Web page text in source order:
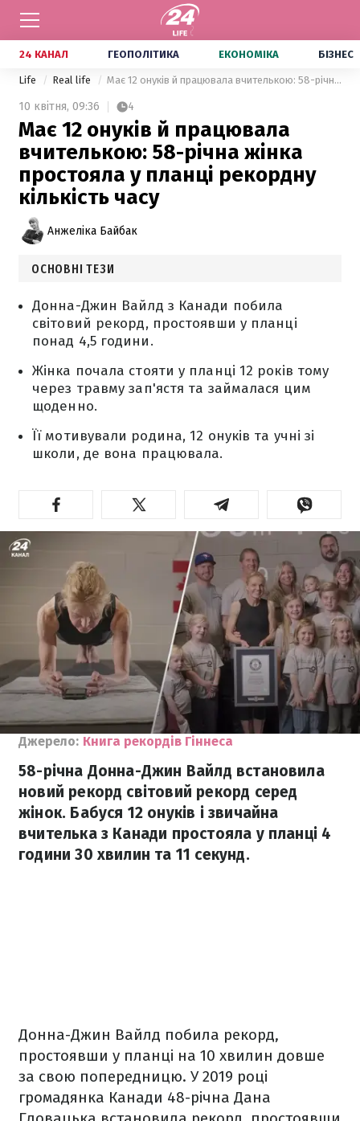
24 КАНАЛ ГЕОПОЛІТИКА ЕКОНОМІКА БІЗНЕС
Life Real life Має 12 онуків й працювала вчителькою: 58-річна жінка простояла у планці рекордну кількість часу
10 квітня, 09:36 4
Має 12 онуків й працювала
вчителькою: 58-річна жінка
простояла у планці рекордну
кількість часу
Анжеліка Байбак
ОСНОВНІ ТЕЗИ
Донна-Джин Вайлд з Канади побила
світовий рекорд, простоявши у планці
понад 4,5 години.
Жінка почала стояти у планці 12 років тому
через травму зап'ястя та займалася цим
щоденно.
Її мотивували родина, 12 онуків та учні зі
школи, де вона працювала.
Джерело: Книга рекордів Гіннеса
58-річна Донна-Джин Вайлд встановила
новий рекорд світовий рекорд серед
жінок. Бабуся 12 онуків і звичайна
вчителька з Канади простояла у планці 4
години 30 хвилин та 11 секунд.
Донна-Джин Вайлд побила рекорд,
простоявши у планці на 10 хвилин довше
за свою попередницю. У 2019 році
громадянка Канади 48-річна Дана